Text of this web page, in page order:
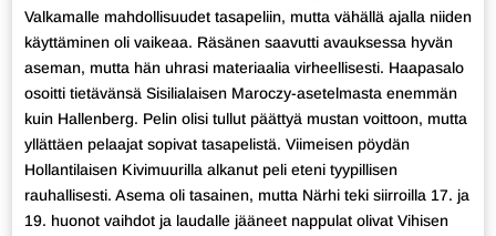
Valkamalle mahdollisuudet tasapeliin, mutta vähällä ajalla niiden
käyttäminen oli vaikeaa. Räsänen saavutti avauksessa hyvän
aseman, mutta hän uhrasi materiaalia virheellisesti. Haapasalo
osoitti tietävänsä Sisilialaisen Maroczy-asetelmasta enemmän
kuin Hallenberg. Pelin olisi tullut päättyä mustan voittoon, mutta
yllättäen pelaajat sopivat tasapelistä. Viimeisen pöydän
Hollantilaisen Kivimuurilla alkanut peli eteni tyypillisen
rauhallisesti. Asema oli tasainen, mutta Närhi teki siirroilla 17. ja
19. huonot vaihdot ja laudalle jääneet nappulat olivat Vihisen